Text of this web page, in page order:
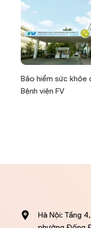
Bảo hiểm sức khỏe
Bệnh viện FV
Hà Nội: Tầng